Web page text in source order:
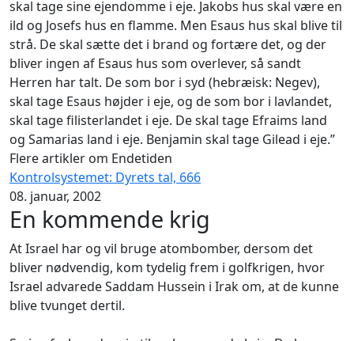
skal tage sine ejendomme i eje. Jakobs hus skal være en
ild og Josefs hus en flamme. Men Esaus hus skal blive til
strå. De skal sætte det i brand og fortære det, og der
bliver ingen af Esaus hus som overlever, så sandt
Herren har talt. De som bor i syd (hebræisk: Negev),
skal tage Esaus højder i eje, og de som bor i lavlandet,
skal tage filisterlandet i eje. De skal tage Efraims land
og Samarias land i eje. Benjamin skal tage Gilead i eje.”
Flere artikler om Endetiden
Kontrolsystemet: Dyrets tal, 666
08. januar, 2002
En kommende krig
At Israel har og vil bruge atombomber, dersom det
bliver nødvendig, kom tydelig frem i golfkrigen, hvor
Israel advarede Saddam Hussein i Irak om, at de kunne
blive tvunget dertil.